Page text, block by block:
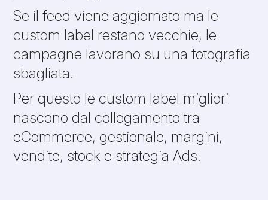
Se il feed viene aggiornato ma le
custom label restano vecchie, le
campagne lavorano su una fotografia
sbagliata.
Per questo le custom label migliori
nascono dal collegamento tra
eCommerce, gestionale, margini,
vendite, stock e strategia Ads.